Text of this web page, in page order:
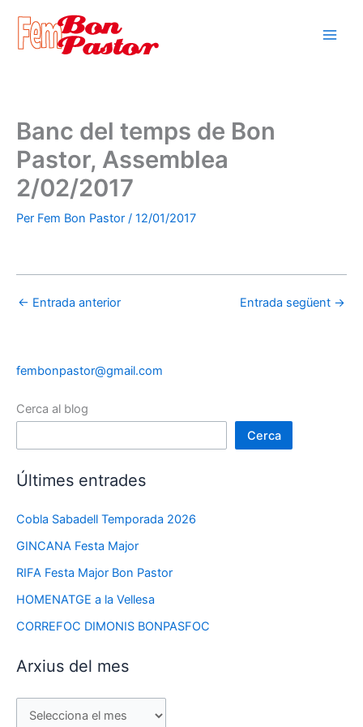
contingut
Banc del temps de Bon
Pastor, Assemblea
2/02/2017
Per Fem Bon Pastor / 12/01/2017
← Entrada anterior Entrada següent →
fembonpastor@gmail.com
Cerca al blog
Cerca
Últimes entrades
Cobla Sabadell Temporada 2026
GINCANA Festa Major
RIFA Festa Major Bon Pastor
HOMENATGE a la Vellesa
CORREFOC DIMONIS BONPASFOC
Arxius del mes